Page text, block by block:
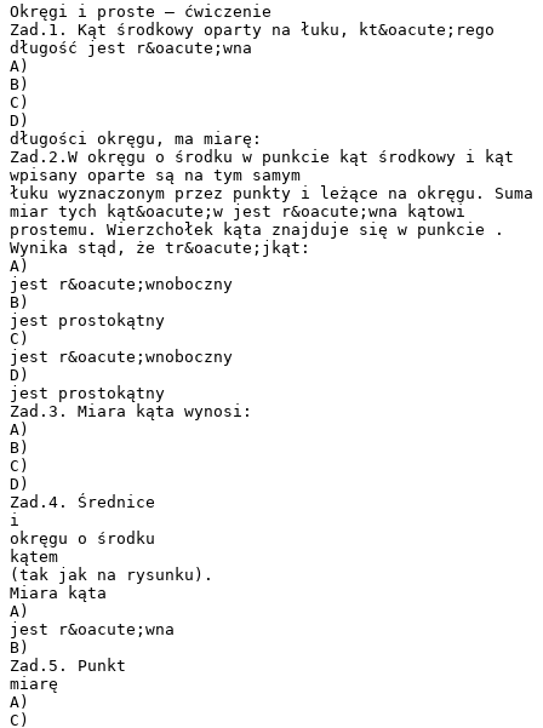
Okręgi i proste – ćwiczenie
Zad.1. Kąt środkowy oparty na łuku, kt&oacute;rego
długość jest r&oacute;wna
A)
B)
C)
D)
długości okręgu, ma miarę:
Zad.2.W okręgu o środku w punkcie kąt środkowy i kąt
wpisany oparte są na tym samym
łuku wyznaczonym przez punkty i leżące na okręgu. Suma
miar tych kąt&oacute;w jest r&oacute;wna kątowi
prostemu. Wierzchołek kąta znajduje się w punkcie .
Wynika stąd, że tr&oacute;jkąt:
A)
jest r&oacute;wnoboczny
B)
jest prostokątny
C)
jest r&oacute;wnoboczny
D)
jest prostokątny
Zad.3. Miara kąta wynosi:
A)
B)
C)
D)
Zad.4. Średnice
i
okręgu o środku
kątem
(tak jak na rysunku).
Miara kąta
A)
jest r&oacute;wna
B)
Zad.5. Punkt
miarę
A)
C)